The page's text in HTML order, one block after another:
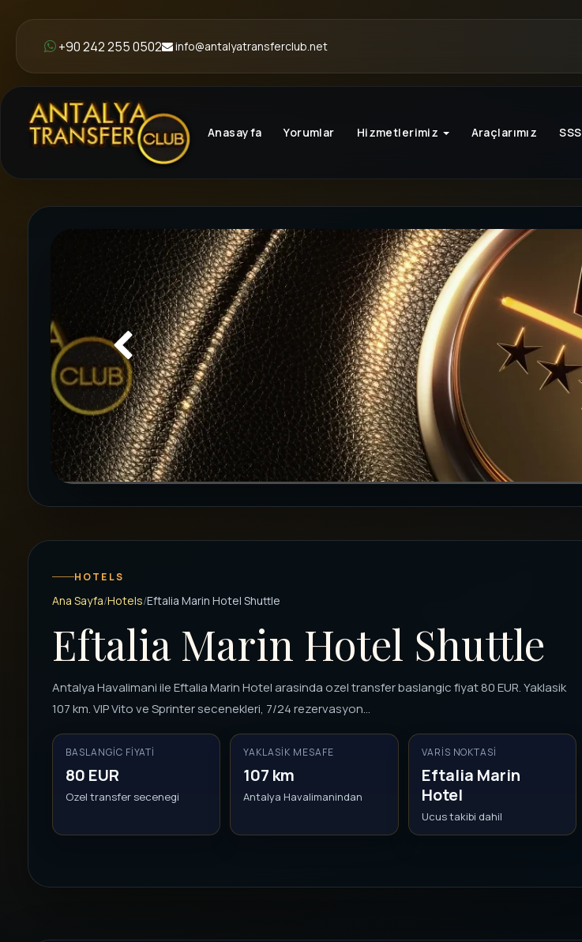
+90 242 255 0502 info@antalyatransferclub.net
Anasayfa Yorumlar Hizmetlerimiz Araçlarımız SSS
HOTELS
Ana Sayfa Hotels Eftalia Marin Hotel Shuttle
Eftalia Marin Hotel Shuttle
Antalya Havalimani ile Eftalia Marin Hotel arasinda ozel transfer baslangic fiyat 80 EUR. Yaklasik
107 km. VIP Vito ve Sprinter secenekleri, 7/24 rezervasyon...
BASLANGIC FIYATI
80 EUR
Ozel transfer secenegi
YAKLASIK MESAFE
107 km
Antalya Havalimanindan
VARIS NOKTASI
Eftalia Marin
Hotel
Ucus takibi dahil